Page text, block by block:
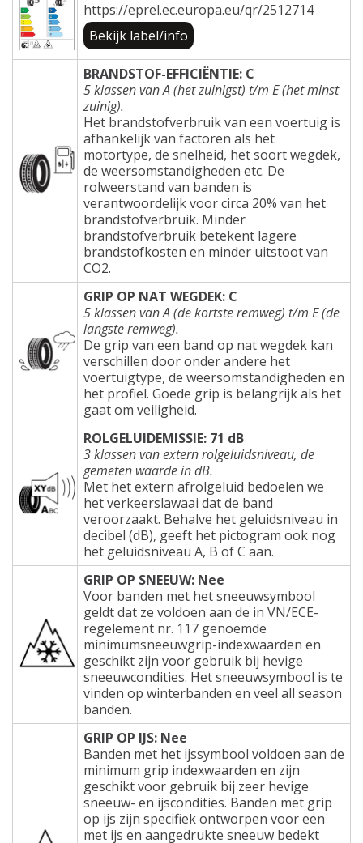
https://eprel.ec.europa.eu/qr/2512714
Bekijk label/info
BRANDSTOF-EFFICIËNTIE: C
5 klassen van A (het zuinigst) t/m E (het minst
zuinig).
Het brandstofverbruik van een voertuig is
afhankelijk van factoren als het
motortype, de snelheid, het soort wegdek,
de weersomstandigheden etc. De
rolweerstand van banden is
verantwoordelijk voor circa 20% van het
brandstofverbruik. Minder
brandstofverbruik betekent lagere
brandstofkosten en minder uitstoot van
CO2.
GRIP OP NAT WEGDEK: C
5 klassen van A (de kortste remweg) t/m E (de
langste remweg).
De grip van een band op nat wegdek kan
verschillen door onder andere het
voertuigtype, de weersomstandigheden en
het profiel. Goede grip is belangrijk als het
gaat om veiligheid.
ROLGELUIDEMISSIE: 71 dB
3 klassen van extern rolgeluidsniveau, de
gemeten waarde in dB.
Met het extern afrolgeluid bedoelen we
het verkeerslawaai dat de band
veroorzaakt. Behalve het geluidsniveau in
decibel (dB), geeft het pictogram ook nog
het geluidsniveau A, B of C aan.
GRIP OP SNEEUW: Nee
Voor banden met het sneeuwsymbool
geldt dat ze voldoen aan de in VN/ECE-
regelement nr. 117 genoemde
minimumsneeuwgrip-indexwaarden en
geschikt zijn voor gebruik bij hevige
sneeuwcondities. Het sneeuwsymbool is te
vinden op winterbanden en veel all season
banden.
GRIP OP IJS: Nee
Banden met het ijssymbool voldoen aan de
minimum grip indexwaarden en zijn
geschikt voor gebruik bij zeer hevige
sneeuw- en ijscondities. Banden met grip
op ijs zijn specifiek ontworpen voor een
met ijs en aangedrukte sneeuw bedekt